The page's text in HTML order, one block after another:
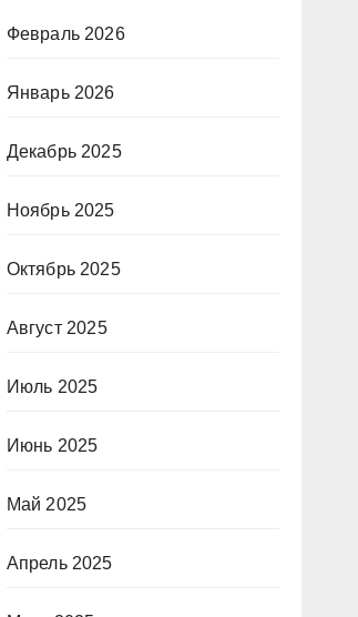
Февраль 2026
Январь 2026
Декабрь 2025
Ноябрь 2025
Октябрь 2025
Август 2025
Июль 2025
Июнь 2025
Май 2025
Апрель 2025